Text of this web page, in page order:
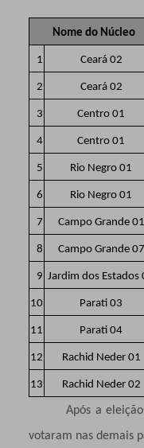
Nome do Núcleo
1 Ceará 02
2 Ceará 02
3 Centro 01
4 Centro 01
5 Rio Negro 01
6 Rio Negro 01
7 Campo Grande 01
8 Campo Grande 07
9 Jardim dos Estados
10 Parati 03
11 Parati 04
12 Rachid Neder 01
13 Rachid Neder 02
Após a
votaram nas demais